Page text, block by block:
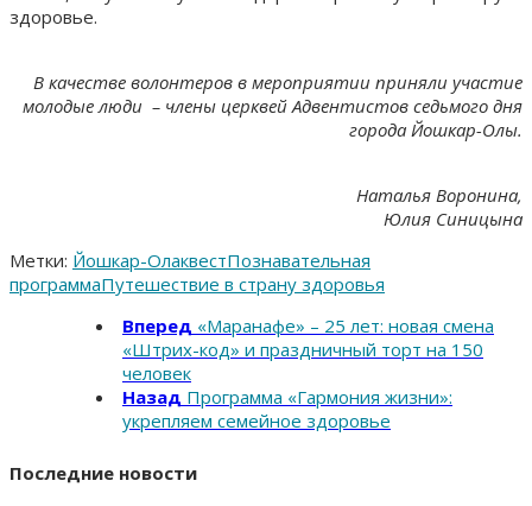
здоровье.
В качестве волонтеров в мероприятии приняли участие
молодые люди – члены церквей Адвентистов седьмого дня
города Йошкар-Олы.
Наталья Воронина,
Юлия Синицына
Метки: Йошкар-ОлаквестПознавательная
программаПутешествие в страну здоровья
Вперед «Маранафе» – 25 лет: новая смена
«Штрих-код» и праздничный торт на 150
человек
Назад Программа «Гармония жизни»:
укрепляем семейное здоровье
Последние новости